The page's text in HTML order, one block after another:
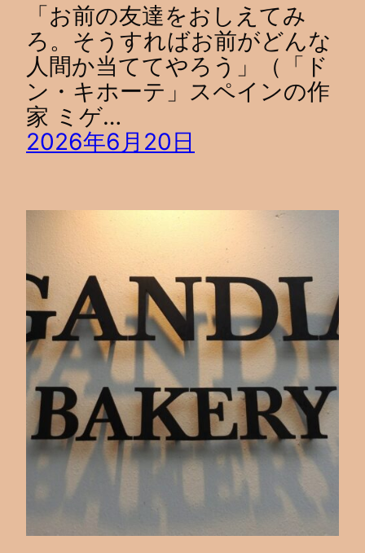
「お前の友達をおしえてみ
ろ。そうすればお前がどんな
人間か当ててやろう」（「ド
ン・キホーテ」スペインの作
家 ミゲ…
2026年6月20日